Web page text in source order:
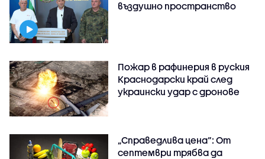
въздушно пространство
Пожар в рафинерия в руския
Краснодарски край след
украински удар с дронове
„Справедлива цена“: От
септември трябва да